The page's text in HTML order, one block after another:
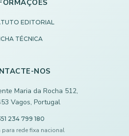
EDITORIAL
TÉCNICA
NOS
Maria da Rocha 512,
Vagos, Portugal
234 799 180
para rede fixa nacional